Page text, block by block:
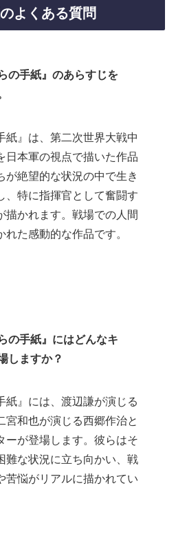
よくある質問
の手紙』のあらすじを
紙』は、第二次世界大戦中
日本軍の視点で描いた作品
が絶望的な状況の中で生き
、特に指揮官として奮闘す
描かれます。戦場での人間
れた感動的な作品です。
の手紙』にはどんなキ
しますか？
紙』には、渡辺謙が演じる
宮和也が演じる西郷作治と
ーが登場します。彼らはそ
難な状況に立ち向かい、戦
苦悩がリアルに描かれてい